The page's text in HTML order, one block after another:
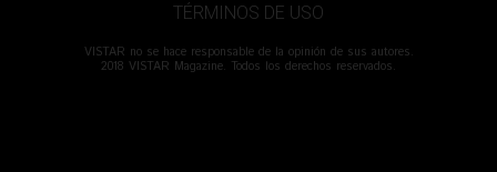
TÉRMINOS DE USO
VISTAR no se hace responsable de la opinión de sus autores.
2018 VISTAR Magazine. Todos los derechos reservados.